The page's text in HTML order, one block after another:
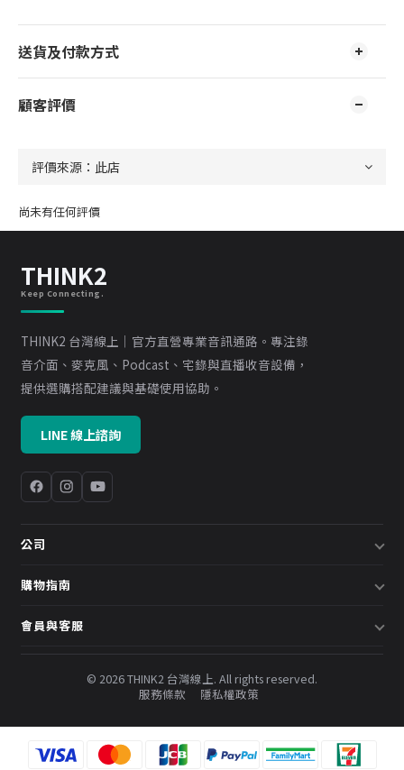
送貨及付款方式
顧客評價
尚未有任何評價
THINK2
Keep Connecting.
THINK2 台灣線上｜官方直營專業音訊通路。專注錄
音介面、麥克風、Podcast、宅錄與直播收音設備，
提供選購搭配建議與基礎使用協助。
LINE 線上諮詢
公司
關於我們
預約諮詢
購物指南
配送說明
常見問題
會員與客服
會員中心
© 2026 THINK2 台灣線上. All rights reserved.
服務條款
隱私權政策